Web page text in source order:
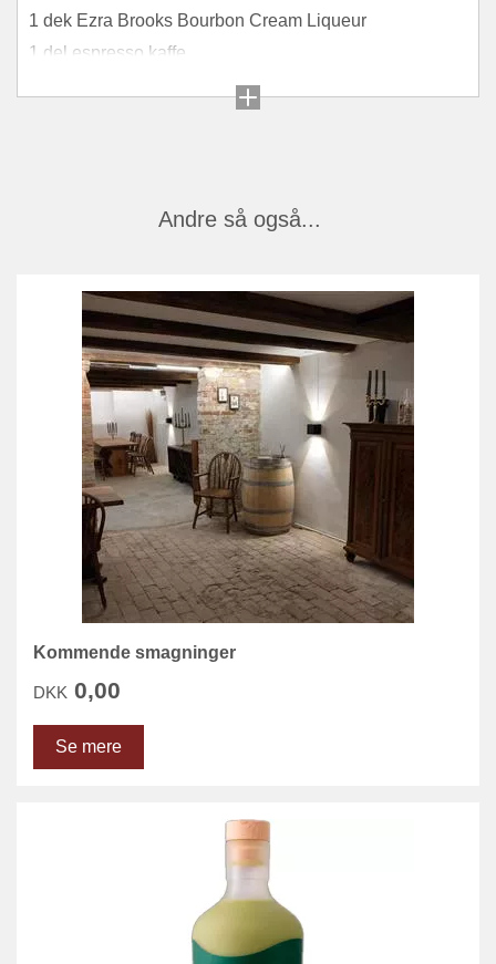
1 dek Ezra Brooks Bourbon Cream Liqueur
1 del espresso kaffe
Hel i et glass fyldt med is og garniser evt. med
Andre så også...
Kommende smagninger
DKK 0,00
Se mere